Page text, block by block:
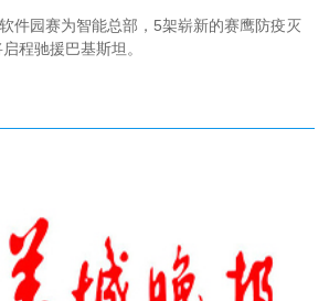
件园赛为智能总部，5架崭新的赛鹰防疫灭
程驰援巴基斯坦。